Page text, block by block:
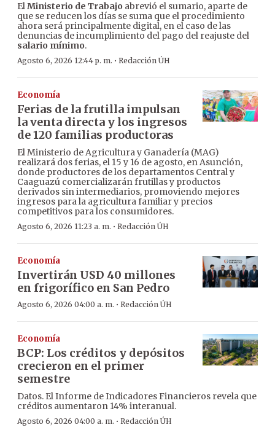
ElMinisterio de Trabajo abrevió el sumario, aparte de
que se reducen los días se suma que el procedimiento
ahora será principalmente digital, en el caso de las
denuncias de incumplimiento del pago del reajuste del
salario mínimo.
Agosto 6, 2026 12:44 p. m. · Redacción ÚH
Economía
Ferias de la frutilla impulsan
la venta directa y los ingresos
de 120 familias productoras
El Ministerio de Agricultura y Ganadería (MAG)
realizará dos ferias, el 15 y 16 de agosto, en Asunción,
donde productores de los departamentos Central y
Caaguazú comercializarán frutillas y productos
derivados sin intermediarios, promoviendo mejores
ingresos para la agricultura familiar y precios
competitivos para los consumidores.
Agosto 6, 2026 11:23 a. m. · Redacción ÚH
Economía
Invertirán USD 40 millones
en frigorífico en San Pedro
Agosto 6, 2026 04:00 a. m. · Redacción ÚH
Economía
BCP: Los créditos y depósitos
crecieron en el primer
semestre
Datos. El Informe de Indicadores Financieros revela que
créditos aumentaron 14% interanual.
Agosto 6, 2026 04:00 a. m. · Redacción ÚH